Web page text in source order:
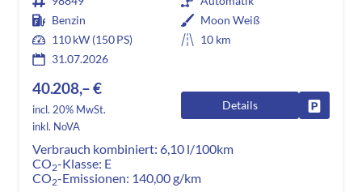
Benzin
Moon Weiß
110 kW (150 PS)
10 km
31.07.2026
40.208,– €
incl. 20% MwSt.
inkl. NoVA
Details
Verbrauch kombiniert: 6,10 l/100km
CO2-Klasse: E
CO2-Emissionen: 140,00 g/km